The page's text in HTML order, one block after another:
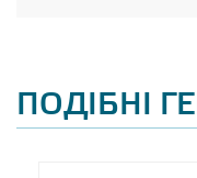
ПОДІБНІ